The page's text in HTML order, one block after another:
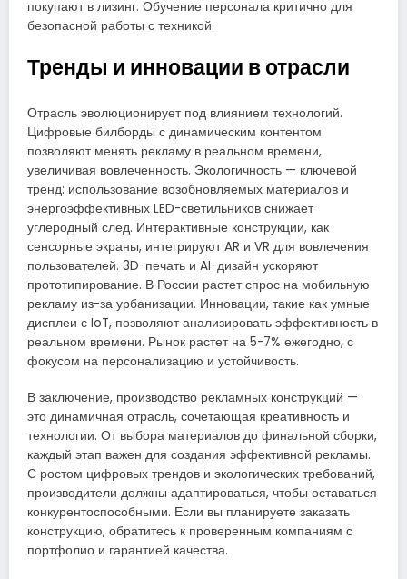
покупают в лизинг. Обучение персонала критично для
безопасной работы с техникой.
Тренды и инновации в отрасли
Отрасль эволюционирует под влиянием технологий.
Цифровые билборды с динамическим контентом
позволяют менять рекламу в реальном времени,
увеличивая вовлеченность. Экологичность — ключевой
тренд: использование возобновляемых материалов и
энергоэффективных LED-светильников снижает
углеродный след. Интерактивные конструкции, как
сенсорные экраны, интегрируют AR и VR для вовлечения
пользователей. 3D-печать и AI-дизайн ускоряют
прототипирование. В России растет спрос на мобильную
рекламу из-за урбанизации. Инновации, такие как умные
дисплеи с IoT, позволяют анализировать эффективность в
реальном времени. Рынок растет на 5-7% ежегодно, с
фокусом на персонализацию и устойчивость.
В заключение, производство рекламных конструкций —
это динамичная отрасль, сочетающая креативность и
технологии. От выбора материалов до финальной сборки,
каждый этап важен для создания эффективной рекламы.
С ростом цифровых трендов и экологических требований,
производители должны адаптироваться, чтобы оставаться
конкурентоспособными. Если вы планируете заказать
конструкцию, обратитесь к проверенным компаниям с
портфолио и гарантией качества.